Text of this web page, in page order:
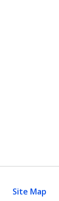
Site Map